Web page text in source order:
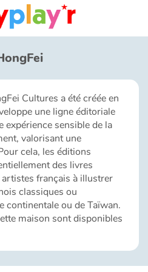
Cultures a été créée en
une ligne éditoriale
sensible de la
valorisant une
cela, les éditions
des livres
français à illustrer
classiques ou
continentale ou de Taïwan.
maison sont disponibles